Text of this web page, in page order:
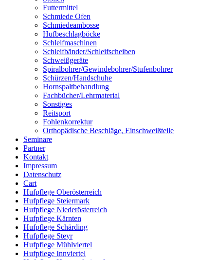
Futtermittel
Schmiede Ofen
Schmiedeambosse
Hufbeschlagböcke
Schleifmaschinen
Schleifbänder/Schleifscheiben
Schweißgeräte
Spiralbohrer/Gewindebohrer/Stufenbohrer
Schürzen/Handschuhe
Hornspaltbehandlung
Fachbücher/Lehrmaterial
Sonstiges
Reitsport
Fohlenkorrektur
Orthopädische Beschläge, Einschweißteile
Seminare
Partner
Kontakt
Impressum
Datenschutz
Cart
Hufpflege Oberösterreich
Hufpflege Steiermark
Hufpflege Niederösterreich
Hufpflege Kärnten
Hufpflege Schärding
Hufpflege Steyr
Hufpflege Mühlviertel
Hufpflege Innviertel